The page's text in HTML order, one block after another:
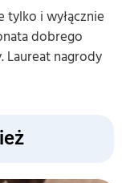
tylko i wyłącznie
dobrego
Laureat nagrody